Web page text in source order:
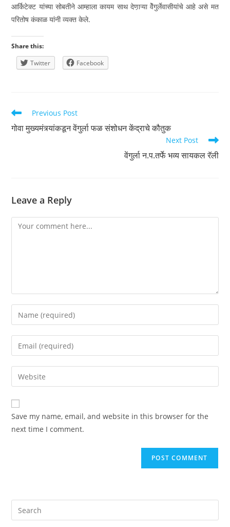
आर्किटेक्ट यांच्या सोबतीने आम्हाला कायम साथ देण़ाऱ्या वेेंगुर्लेवासीयांचे आहे असे मत
परितोष कंकाळ यांनी व्यक्त केले.
Share this:
Twitter
Facebook
Read
more
articles
Previous Post
गोवा मुख्यमंत्र्यांकडून वेंगुर्ला फळ संशोधन केंद्राचे कौतुक
Next Post
वेंगुर्ला न.प.तर्फे भव्य सायकल रॅली
Leave a Reply
Comment
Enter
your
name
comment
Enter
your
email
address
comment
Enter
your
website
URL
(optional)
Save my name, email, and website in this browser for the
next time I comment.